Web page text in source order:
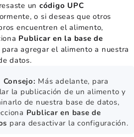
un código UPC
o si deseas que otros
encuentren el alimento,
Publicar en la base de
para agregar el alimento a nuestra
datos.
Consejo: Más adelante, para
la publicación de un alimento y
de nuestra base de datos,
Publicar en base de
para desactivar la configuración.